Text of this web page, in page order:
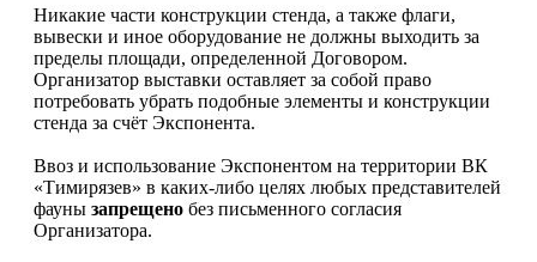
Никакие части конструкции стенда, а также флаги,
вывески и иное оборудование не должны выходить за
пределы площади, определенной Договором.
Организатор выставки оставляет за собой право
потребовать убрать подобные элементы и конструкции
стенда за счёт Экспонента.
Ввоз и использование Экспонентом на территории ВК
«Тимирязев» в каких-либо целях любых представителей
фауны запрещено без письменного согласия
Организатора.